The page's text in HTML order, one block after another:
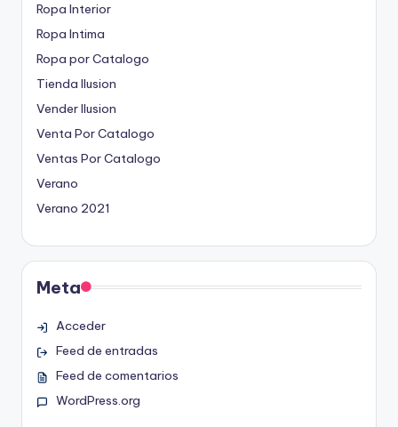
Ropa Interior
Ropa Intima
Ropa por Catalogo
Tienda Ilusion
Vender Ilusion
Venta Por Catalogo
Ventas Por Catalogo
Verano
Verano 2021
Meta
Acceder
Feed de entradas
Feed de comentarios
WordPress.org